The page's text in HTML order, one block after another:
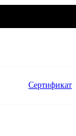
Сертификат